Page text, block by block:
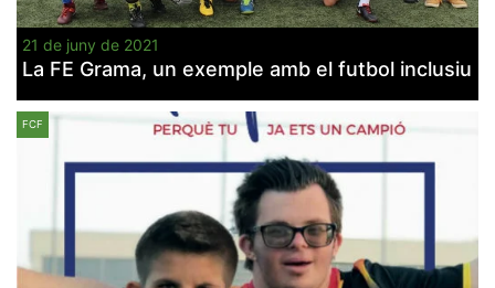
21 de juny de 2021
La FE Grama, un exemple amb el futbol inclusiu
FCF
Necessàries
Aquestes
cookies no
són
opcionals,